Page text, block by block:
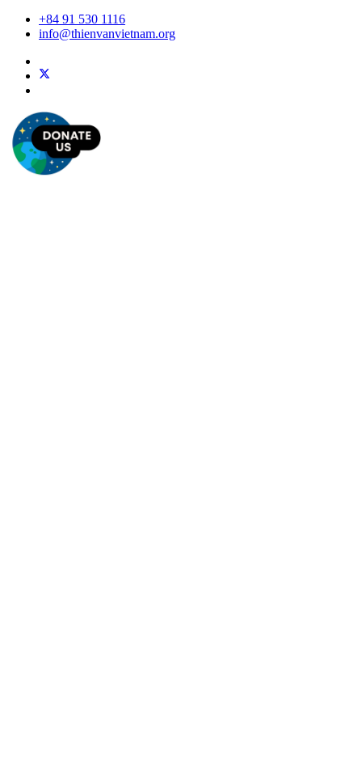
+84 91 530 1116
info@thienvanvietnam.org